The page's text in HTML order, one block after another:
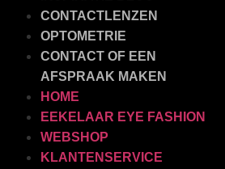
CONTACTLENZEN
OPTOMETRIE
CONTACT OF EEN
AFSPRAAK MAKEN
HOME
EEKELAAR EYE FASHION
WEBSHOP
KLANTENSERVICE